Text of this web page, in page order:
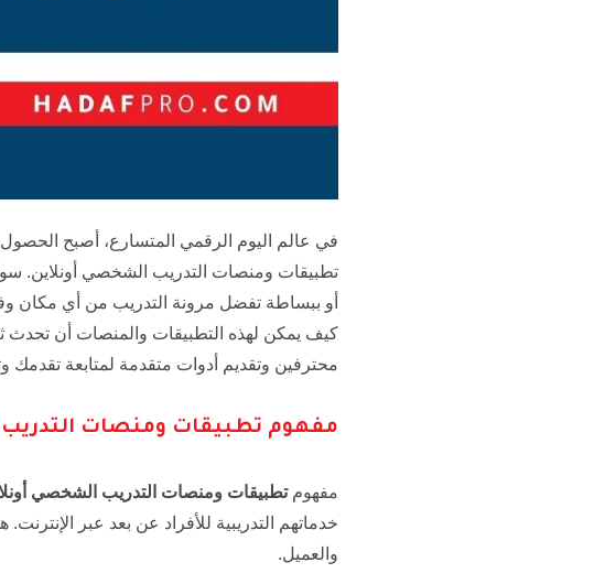
في عالم اليوم الرقمي المتسارع، أصبح
تطبيقات ومنصات التدريب الشخصي أونلاين.
أو ببساطة تفضل مرونة التدريب من أي مكان
كيف يمكن لهذه التطبيقات والمنصات أن تحدث
محترفين وتقديم أدوات متقدمة لمتابعة تقدمك
مفهوم تطبيقات ومنصات
مفهومتطبيقات ومنصات التدريب الشخصي
خدماتهم التدريبية للأفراد عن بعد عبر
والعميل.